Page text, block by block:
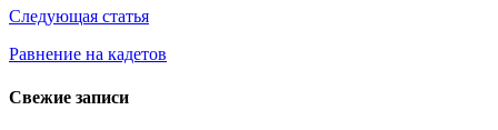
Следующая статья
Равнение на кадетов
Свежие записи